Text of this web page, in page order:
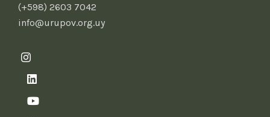
(+598) 2603 7042
info@urupov.org.uy